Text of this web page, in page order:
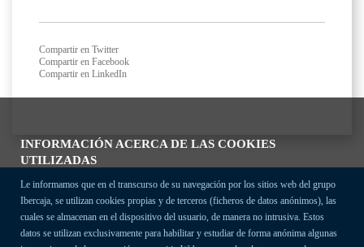
INFORMACIÓN ACERCA DE LAS COOKIES
UTILIZADAS
Le informamos que en el transcurso de su navegación por los sitios web del grupo
Ibercaja, se utilizan cookies propias y de terceros (ficheros de datos anónimos), las
cuales se almacenan en el dispositivo del usuario, de manera no intrusiva. Estos
datos se utilizan exclusivamente para habilitar y estudiar de forma anónima algunas
Compartir en Twitter
Compartir en Facebook
Compartir en LinkedIn